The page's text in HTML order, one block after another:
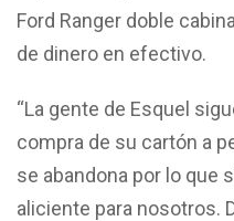
Ford Ranger doble
de dinero en efectivo.
“La gente de Esquel
compra de su cartón a
se abandona por lo que
aliciente para nosotros.